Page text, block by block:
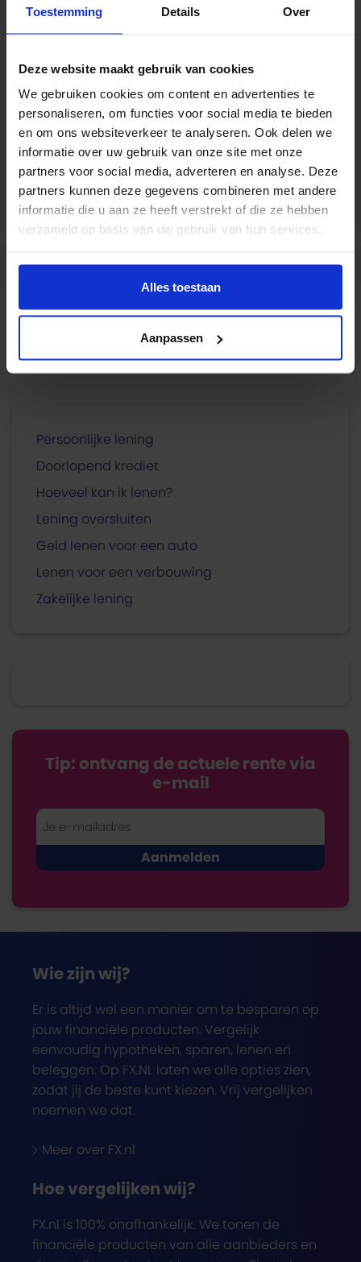
Toestemming Details Over
Deze website maakt gebruik van cookies
We gebruiken cookies om content en advertenties te
personaliseren, om functies voor social media te bieden
en om ons websiteverkeer te analyseren. Ook delen we
informatie over uw gebruik van onze site met onze
partners voor social media, adverteren en analyse. Deze
partners kunnen deze gegevens combineren met andere
informatie die u aan ze heeft verstrekt of die ze hebben
verzameld op basis van uw gebruik van hun services.
Alles toestaan
Aanpassen
Persoonlijke lening
Berekenen
Persoonlijke lening
8,05%
Berekenen
Persoonlijke lening
Doorlopend krediet
Hoeveel kan ik lenen?
Lening oversluiten
Geld lenen voor een auto
Lenen voor een verbouwing
Zakelijke lening
Tip: ontvang de actuele rente via
e-mail
Wie zijn wij?
Er is altijd wel een manier om te besparen op
jouw financiële producten. Vergelijk
eenvoudig hypotheken, sparen, lenen en
beleggen. Op FX.NL laten we alle opties zien,
zodat jij de beste kunt kiezen. Vrij vergelijken
noemen we dat.
Meer over FX.nl
Hoe vergelijken wij?
FX.nl is 100% onafhankelijk. We tonen de
financiële producten van alle aanbieders en